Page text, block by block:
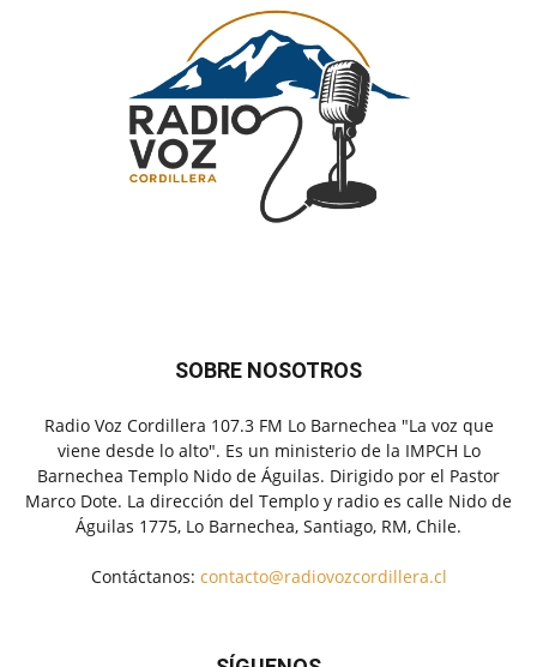
SOBRE NOSOTROS
Radio Voz Cordillera 107.3 FM Lo Barnechea "La voz que
viene desde lo alto". Es un ministerio de la IMPCH Lo
Barnechea Templo Nido de Águilas. Dirigido por el Pastor
Marco Dote. La dirección del Templo y radio es calle Nido de
Águilas 1775, Lo Barnechea, Santiago, RM, Chile.
Contáctanos: contacto@radiovozcordillera.cl